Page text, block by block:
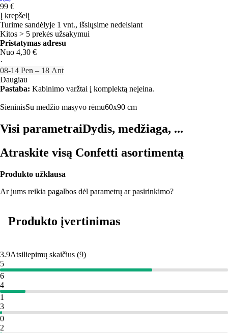
99 €
Į krepšelį
Turime sandėlyje 1 vnt., išsiųsime nedelsiant
Kitos > 5 prekės užsakymui
Pristatymas adresu
Nuo 4,30 €
·
08‑14 Pen – 18 Ant
Daugiau
Pastaba: Kabinimo varžtai į komplektą neįeina.
SieninisSu medžio masyvo rėmu60x90 cm
Visi parametraiDydis, medžiaga, ...
Atraskite visą Confetti asortimentą
Produkto užklausa
Ar jums reikia pagalbos dėl parametrų ar pasirinkimo?
Produkto įvertinimas
3.9Atsiliepimų skaičius (9)
5
6
4
1
3
0
2